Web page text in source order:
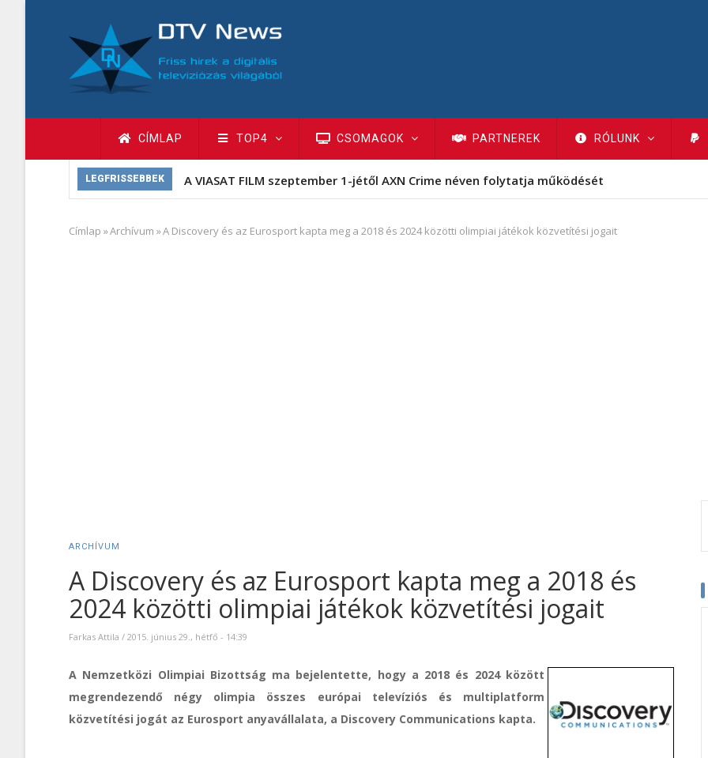
tartalomra
Fő
navigáció
CÍMLAP TOP4 CSOMAGOK PARTNEREK RÓLUNK
LEGFRISSEBBEK A VIASAT FILM szeptember 1-jétől AXN Crime néven folytatja működését
Morzsa
Címlap »Archívum »A Discovery és az Eurosport kapta meg a 2018 és 2024 közötti olimpiai játékok közvetítési jogait
ARCHÍVUM
A Discovery és az Eurosport kapta meg a 2018 és
2024 közötti olimpiai játékok közvetítési jogait
Farkas Attila / 2015. június 29., hétfő - 14:39
A Nemzetközi Olimpiai Bizottság ma bejelentette, hogy a 2018 és 2024 között
megrendezendő négy olimpia összes európai televíziós és multiplatform
közvetítési jogát az Eurosport anyavállalata, a Discovery Communications kapta.